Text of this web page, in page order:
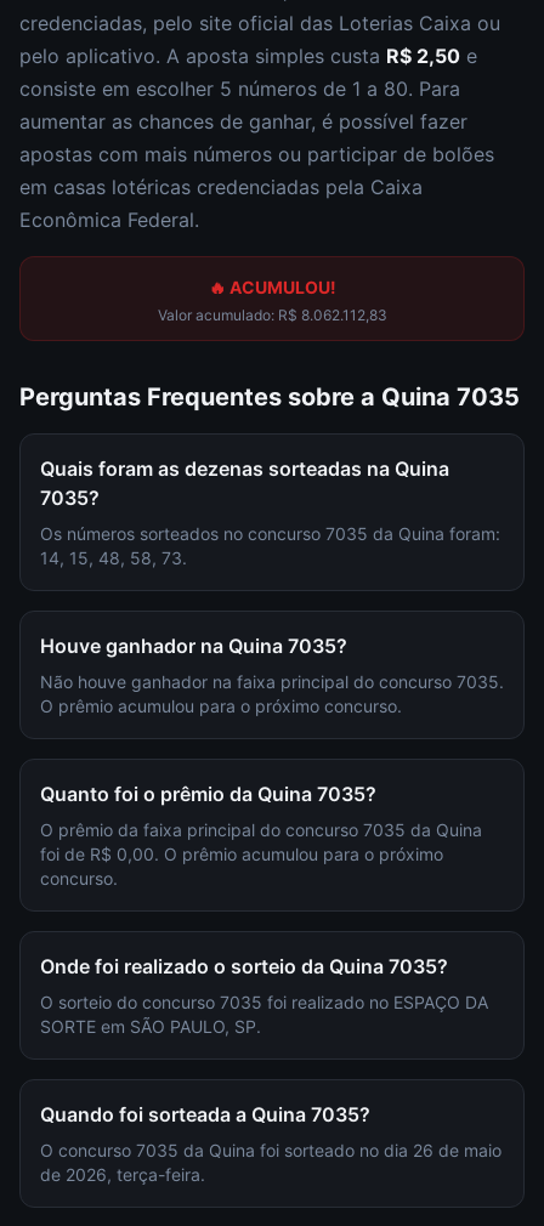
credenciadas, pelo site oficial das Loterias Caixa ou
pelo aplicativo. A aposta simples custa R$ 2,50 e
consiste em escolher 5 números de 1 a 80. Para
aumentar as chances de ganhar, é possível fazer
apostas com mais números ou participar de bolões
em casas lotéricas credenciadas pela Caixa
Econômica Federal.
🔥 ACUMULOU!
Valor acumulado: R$ 8.062.112,83
Perguntas Frequentes sobre a Quina 7035
Quais foram as dezenas sorteadas na Quina
7035?
Os números sorteados no concurso 7035 da Quina foram:
14, 15, 48, 58, 73.
Houve ganhador na Quina 7035?
Não houve ganhador na faixa principal do concurso 7035.
O prêmio acumulou para o próximo concurso.
Quanto foi o prêmio da Quina 7035?
O prêmio da faixa principal do concurso 7035 da Quina
foi de R$ 0,00. O prêmio acumulou para o próximo
concurso.
Onde foi realizado o sorteio da Quina 7035?
O sorteio do concurso 7035 foi realizado no ESPAÇO DA
SORTE em SÃO PAULO, SP.
Quando foi sorteada a Quina 7035?
O concurso 7035 da Quina foi sorteado no dia 26 de maio
de 2026, terça-feira.